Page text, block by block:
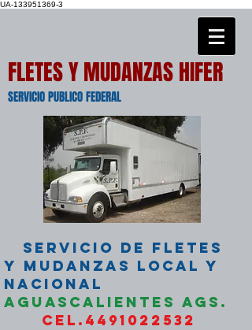
UA-133951369-3
FLETES Y MUDANZAS HIFER
SERVICIO PUBLICO FEDERAL
SERVICIO DE FLETES
Y MUDANZAS LOCAL Y
NACIONAL
AGUASCALIENTES AGS.
CEL.4491022532